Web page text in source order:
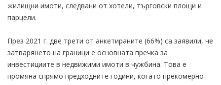
жилищни имоти, следвани от хотели, търговски площи и
парцели.
През 2021 г. две трети от анкетираните (66%) са заявили, че
затварянето на граници е основната пречка за
инвестициите в недвижими имоти в чужбина. Това е
промяна спрямо предходните години, когато прекомерно